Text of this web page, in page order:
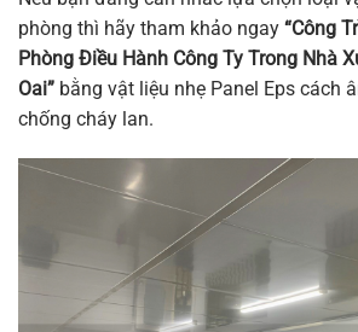
phòng thì hãy tham khảo ngay “Công
Phòng Điều Hành Công Ty Trong Nhà
Oai” bằng vật liệu nhẹ Panel Eps cách
chống cháy lan.